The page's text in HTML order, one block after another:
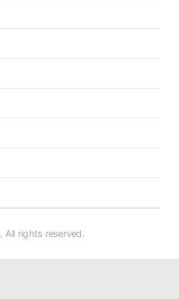
. All rights reserved.